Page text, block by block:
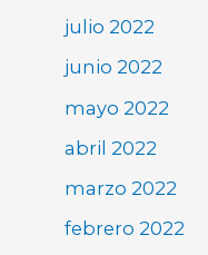
julio 2022
junio 2022
mayo 2022
abril 2022
marzo 2022
febrero 2022